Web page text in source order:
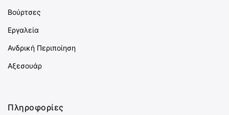
Βούρτσες
Εργαλεία
Ανδρική Περιποίηση
Αξεσουάρ
Πληροφορίες